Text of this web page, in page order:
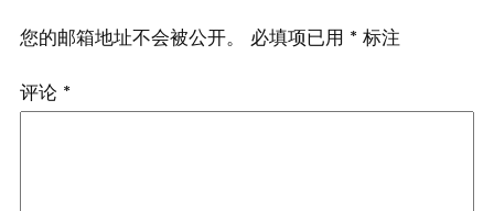
您的邮箱地址不会被公开。 必填项已用 * 标注
评论 *